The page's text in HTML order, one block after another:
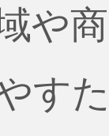
や
す